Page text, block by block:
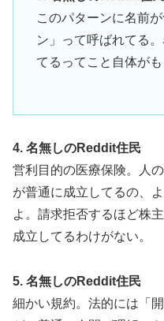
このパターンに名前
ン」って呼ばれてる
てるってこと自体がも
4. 名無しのReddit住民
営利目的の医療保険。人
が普通に成立してるの、
よ。請求拒否するほど株
成立してるわけがない。
5. 名無しのReddit住民
細かい規約。法的には「